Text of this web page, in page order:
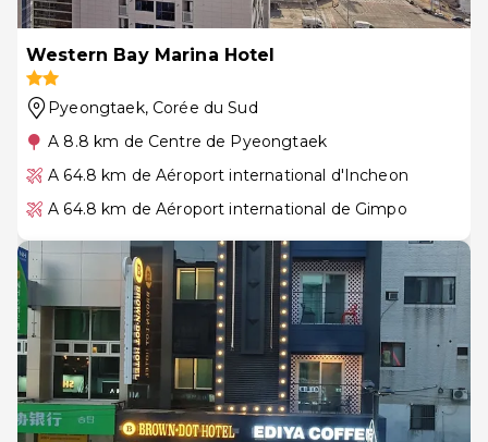
Western Bay Marina Hotel
Pyeongtaek, Corée du Sud
A 8.8 km de Centre de Pyeongtaek
A 64.8 km de Aéroport international d'Incheon
A 64.8 km de Aéroport international de Gimpo